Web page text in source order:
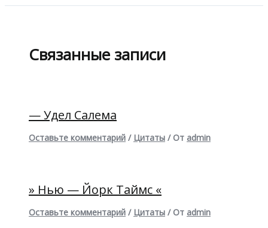
Связанные записи
— Удел Салема
Оставьте комментарий / Цитаты / От admin
» Нью — Йорк Таймс «
Оставьте комментарий / Цитаты / От admin